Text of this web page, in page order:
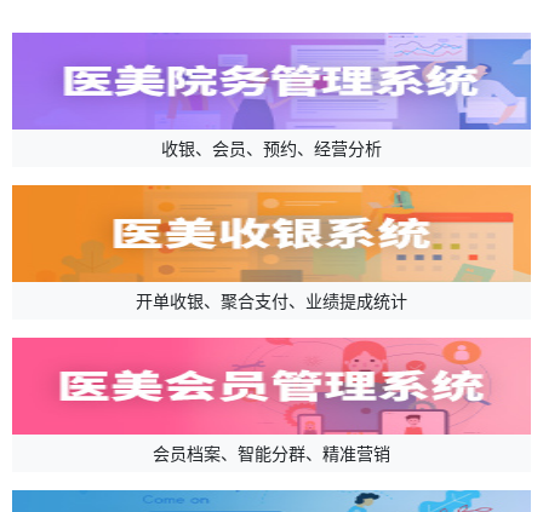
收银、会员、预约、经营分析
开单收银、聚合支付、业绩提成统计
会员档案、智能分群、精准营销